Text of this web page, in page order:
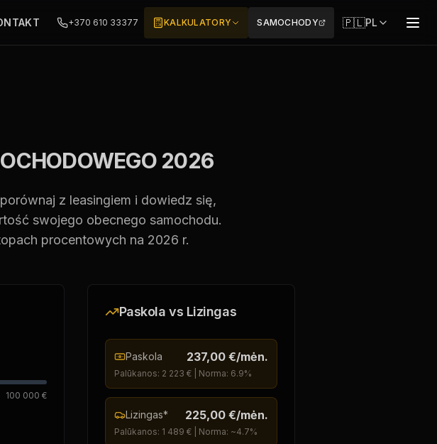
+370 610 33377 KALKULATORY SAMOCHODY 🇵🇱PL
2026
z leasingiem i dowiedz się,
swojego obecnego samochodu.
procentowych na 2026 r.
100 000 €
Paskola vs Lizingas
Paskola 237,00 €/mėn.
Palūkanos: 2 223 €| Norma: 6.9%
Lizingas* 225,00 €/mėn.
Palūkanos: 1 489 €| Norma: ~4.7%